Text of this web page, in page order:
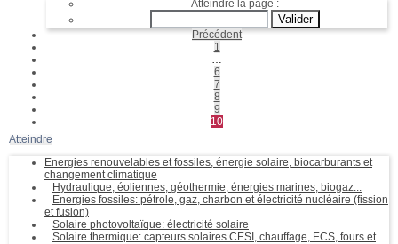
Atteindre la page :
Précédent
1
…
6
7
8
9
10
Atteindre
Energies renouvelables et fossiles, énergie solaire, biocarburants et
changement climatique
Hydraulique, éoliennes, géothermie, énergies marines, biogaz...
Energies fossiles: pétrole, gaz, charbon et électricité nucléaire (fission
et fusion)
Solaire photovoltaïque: électricité solaire
Solaire thermique: capteurs solaires CESI, chauffage, ECS, fours et